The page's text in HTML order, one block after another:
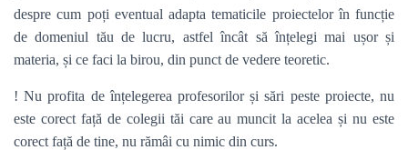
despre cum poți eventual adapta tematicile proiectelor în funcție
de domeniul tău de lucru, astfel încât să înțelegi mai ușor și
materia, și ce faci la birou, din punct de vedere teoretic.
! Nu profita de înțelegerea profesorilor și sări peste proiecte, nu
este corect față de colegii tăi care au muncit la acelea și nu este
corect față de tine, nu rămâi cu nimic din curs.